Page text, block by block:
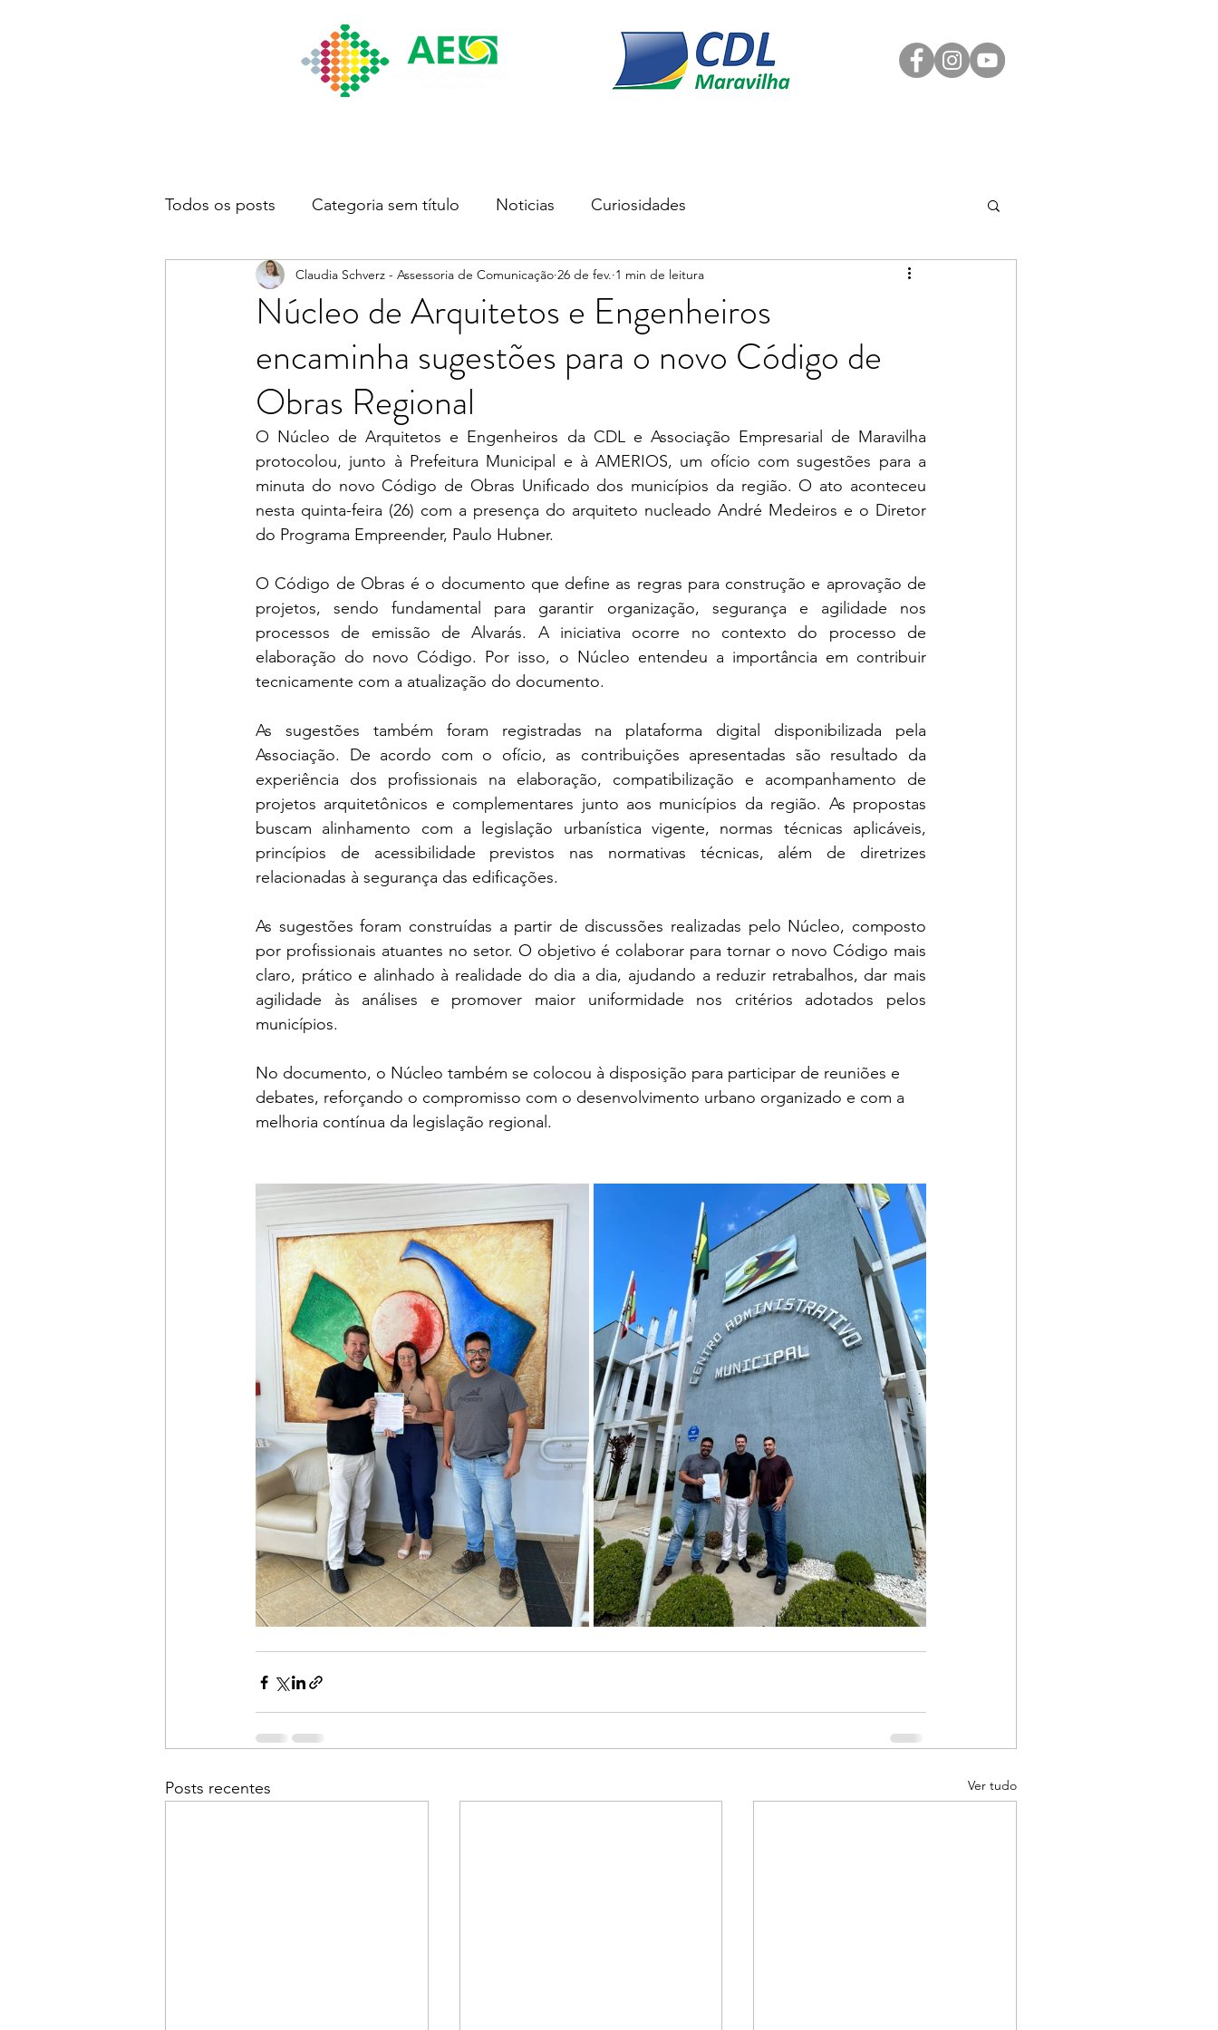
Todos os posts Categoria sem título Noticias Curiosidades
Núcleo de Arquitetos e Engenheiros
encaminha sugestões para o novo Código de
Obras Regional
Claudia Schverz - Assessoria de Comunicação 26 de fev. 1 min de leitura
O Núcleo de Arquitetos e Engenheiros da CDL e Associação Empresarial de Maravilha
protocolou, junto à Prefeitura Municipal e à AMERIOS, um ofício com sugestões para a
minuta do novo Código de Obras Unificado dos municípios da região. O ato aconteceu
nesta quinta-feira (26) com a presença do arquiteto nucleado André Medeiros e o Diretor
do Programa Empreender, Paulo Hubner.
O Código de Obras é o documento que define as regras para construção e aprovação de
projetos, sendo fundamental para garantir organização, segurança e agilidade nos
processos de emissão de Alvarás. A iniciativa ocorre no contexto do processo de
elaboração do novo Código. Por isso, o Núcleo entendeu a importância em contribuir
tecnicamente com a atualização do documento.
As sugestões também foram registradas na plataforma digital disponibilizada pela
Associação. De acordo com o ofício, as contribuições apresentadas são resultado da
experiência dos profissionais na elaboração, compatibilização e acompanhamento de
projetos arquitetônicos e complementares junto aos municípios da região. As propostas
buscam alinhamento com a legislação urbanística vigente, normas técnicas aplicáveis,
princípios de acessibilidade previstos nas normativas técnicas, além de diretrizes
relacionadas à segurança das edificações.
As sugestões foram construídas a partir de discussões realizadas pelo Núcleo, composto
por profissionais atuantes no setor. O objetivo é colaborar para tornar o novo Código mais
claro, prático e alinhado à realidade do dia a dia, ajudando a reduzir retrabalhos, dar mais
agilidade às análises e promover maior uniformidade nos critérios adotados pelos
municípios.
No documento, o Núcleo também se colocou à disposição para participar de reuniões e
debates, reforçando o compromisso com o desenvolvimento urbano organizado e com a
melhoria contínua da legislação regional.
Posts recentes Ver tudo